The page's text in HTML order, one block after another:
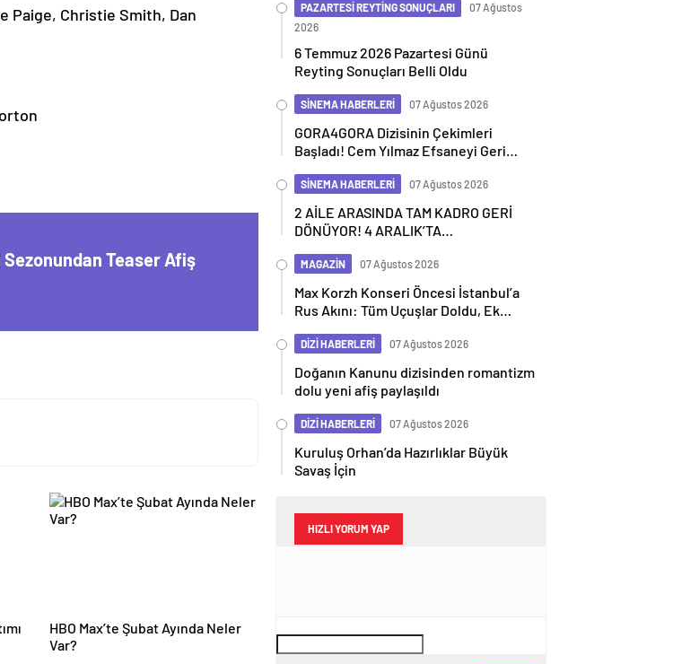
Paige, Christie Smith, Dan
Teaser Afiş
HBO Max’te Şubat Ayında Neler
Var?
PAZARTESİ REYTİNG SONUÇLARI
07 Ağustos
2026
6 Temmuz 2026 Pazartesi Günü
Reyting Sonuçları Belli Oldu
SİNEMA HABERLERİ 07 Ağustos 2026
GORA4GORA Dizisinin Çekimleri
Başladı! Cem Yılmaz Efsaneyi Geri
SİNEMA HABERLERİ 07 Ağustos 2026
2 AİLE ARASINDA TAM KADRO GERİ
DÖNÜYOR! 4 ARALIK’TA
MAGAZİN 07 Ağustos 2026
Max Korzh Konseri Öncesi İstanbul’a
Rus Akını: Tüm Uçuşlar Doldu, Ek
DİZİ HABERLERİ 07 Ağustos 2026
Doğanın Kanunu dizisinden romantizm
dolu yeni afiş paylaşıldı
DİZİ HABERLERİ 07 Ağustos 2026
Kuruluş Orhan’da Hazırlıklar Büyük
Savaş İçin
HIZLI YORUM YAP